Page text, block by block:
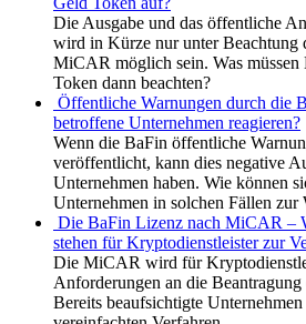
Die Ausgabe und das öffentliche
wird in Kürze nur unter Beachtung
MiCAR möglich sein. Was müssen
Token dann beachten?
Öffentliche Warnungen durch die
betroffene Unternehmen reagieren?
Wenn die BaFin öffentliche
veröffentlicht, kann dies negative
Unternehmen haben. Wie können
Unternehmen in solchen Fällen zur
Die BaFin Lizenz nach MiCAR –
stehen für Kryptodienstleister zur
Die MiCAR wird für
Anforderungen an die
Bereits beaufsichtigte